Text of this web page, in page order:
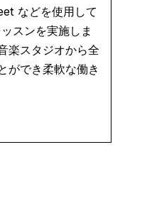
などを使用して
スンを実施しま
楽スタジオから全
ができ柔軟な働き